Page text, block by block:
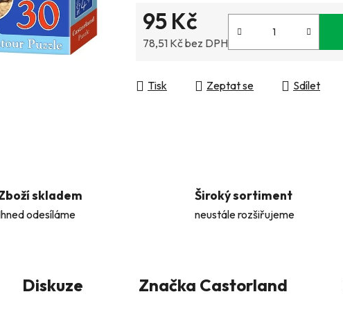
95 Kč
78,51 Kč bez DPH
Tisk Zeptat se Sdílet
skladem
odesíláme
Široký sortiment
neustále rozšiřujeme
Diskuze Značka Castorland